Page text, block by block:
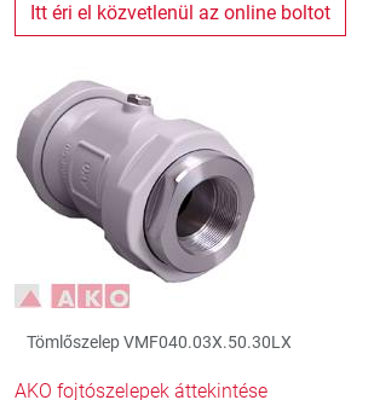
Itt éri el közvetlenül az online boltot
Tömlőszelep VMF040.03X.50.30LX
AKO fojtószelepek áttekintése